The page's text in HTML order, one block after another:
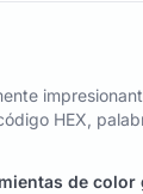
HEX,
de color